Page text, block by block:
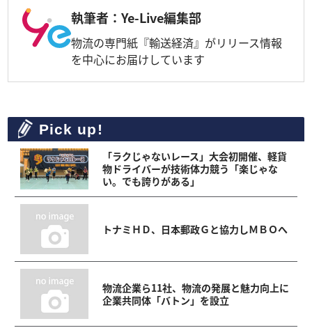
執筆者：Ye-Live編集部
物流の専門紙『輸送経済』がリリース情報
を中心にお届けしています
Pick up!
「ラクじゃないレース」大会初開催、軽貨
物ドライバーが技術体力競う「楽じゃな
い。でも誇りがある」
トナミＨＤ、日本郵政Ｇと協力しＭＢＯへ
物流企業ら11社、物流の発展と魅力向上に
企業共同体「バトン」を設立